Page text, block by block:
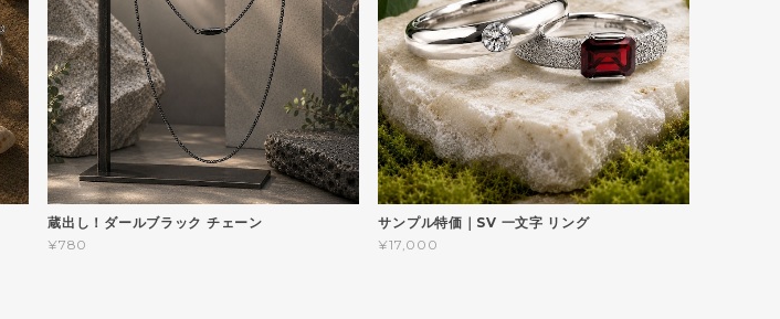
蔵出し！ダールブラック チェーン
¥780
サンプル特価｜SV 一文字 リング
¥17,000